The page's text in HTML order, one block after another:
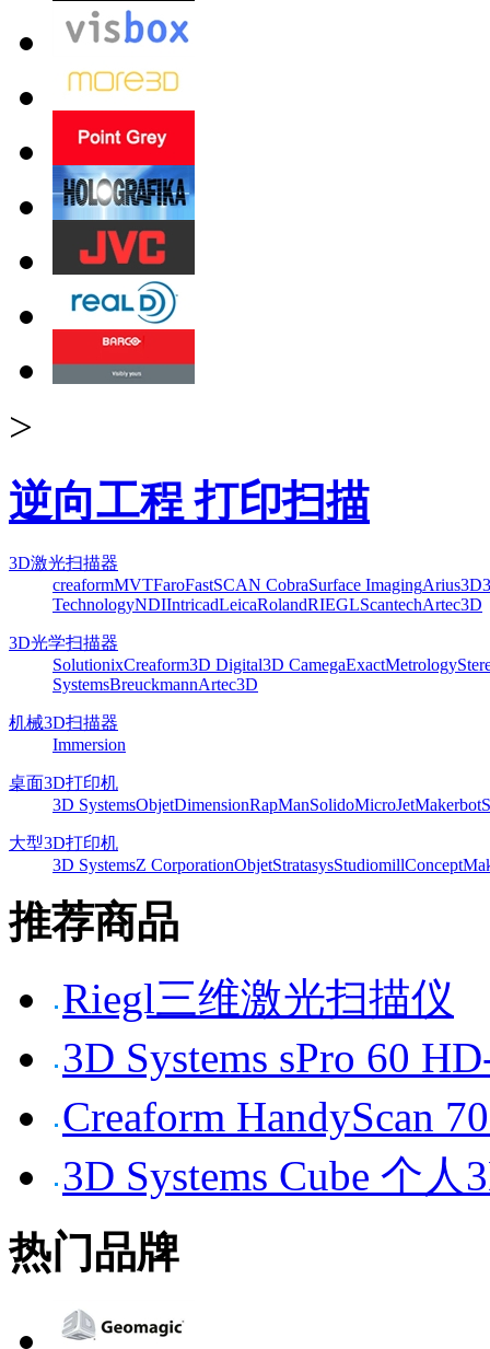
>
逆向工程 打印扫描
3D激光扫描器
creaformMVTFaroFastSCAN CobraSurface ImagingArius3D
TechnologyNDIIntricadLeicaRolandRIEGLScantechArtec3D
3D光学扫描器
SolutionixCreaform3D Digital3D CamegaExactMetrology
SystemsBreuckmannArtec3D
机械3D扫描器
Immersion
桌面3D打印机
3D SystemsObjetDimensionRapManSolidoMicroJetMakerbot
大型3D打印机
3D SystemsZ CorporationObjetStratasysStudiomillConcept
推荐商品
Riegl三维激光扫描仪
3D Systems sPro 60
Creaform HandyScan
3D Systems Cube 个人
热门品牌